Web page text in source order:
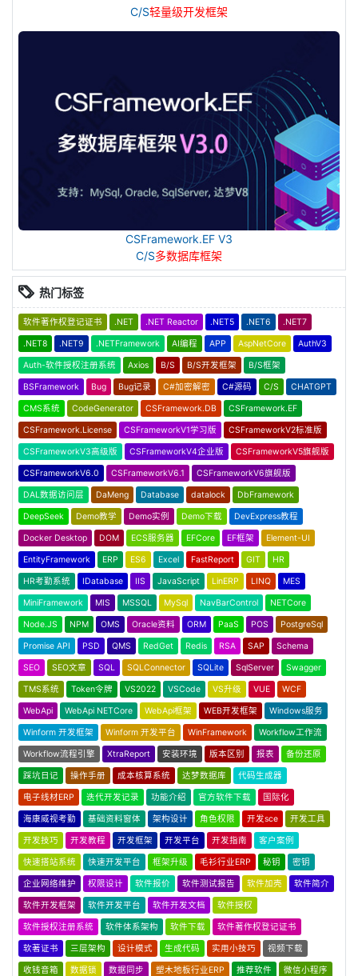
C/S轻量级开发框架
CSFramework.EF V3
C/S多数据库框架
热门标签
软件著作权登记证书 .NET .NET Reactor .NET5 .NET6 .NET7
.NET8 .NET9 .NETFramework AI编程 APP AspNetCore AuthV3
Auth-软件授权注册系统 Axios B/S B/S开发框架 B/S框架
BSFramework Bug Bug记录 C#加密解密 C#源码 C/S CHATGPT
CMS系统 CodeGenerator CSFramework.DB CSFramework.EF
CSFramework.License CSFrameworkV1学习版 CSFrameworkV2标准版
CSFrameworkV3高级版 CSFrameworkV4企业版 CSFrameworkV5旗舰版
CSFrameworkV6.0 CSFrameworkV6.1 CSFrameworkV6旗舰版
DAL数据访问层 DaMeng Database datalock DbFramework
DeepSeek Demo教学 Demo实例 Demo下载 DevExpress教程
Docker Desktop DOM ECS服务器 EFCore EF框架 Element-UI
EntityFramework ERP ES6 Excel FastReport GIT HR
HR考勤系统 IDatabase IIS JavaScript LinERP LINQ MES
MiniFramework MIS MSSQL MySql NavBarControl NETCore
Node.JS NPM OMS Oracle资料 ORM PaaS POS PostgreSql
Promise API PSD QMS RedGet Redis RSA SAP Schema
SEO SEO文章 SQL SQLConnector SQLite SqlServer Swagger
TMS系统 Token令牌 VS2022 VSCode VS升级 VUE WCF
WebApi WebApi NETCore WebApi框架 WEB开发框架 Windows服务
Winform 开发框架 Winform 开发平台 WinFramework Workflow工作流
Workflow流程引擎 XtraReport 安装环境 版本区别 报表 备份还原
踩坑日记 操作手册 成本核算系统 达梦数据库 代码生成器
电子线材ERP 迭代开发记录 功能介绍 官方软件下载 国际化
海康威视考勤 基础资料窗体 架构设计 角色权限 开发sce 开发工具
开发技巧 开发教程 开发框架 开发平台 开发指南 客户案例
快速搭站系统 快速开发平台 框架升级 毛衫行业ERP 秘钥 密钥
企业网络维护 权限设计 软件报价 软件测试报告 软件加壳 软件简介
软件开发框架 软件开发平台 软件开发文档 软件授权
软件授权注册系统 软件体系架构 软件下载 软件著作权登记证书
软著证书 三层架构 设计模式 生成代码 实用小技巧 视频下载
收钱音箱 数据锁 数据同步 塑木地板行业ERP 推荐软件 微信小程序